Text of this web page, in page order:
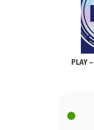
PLAY